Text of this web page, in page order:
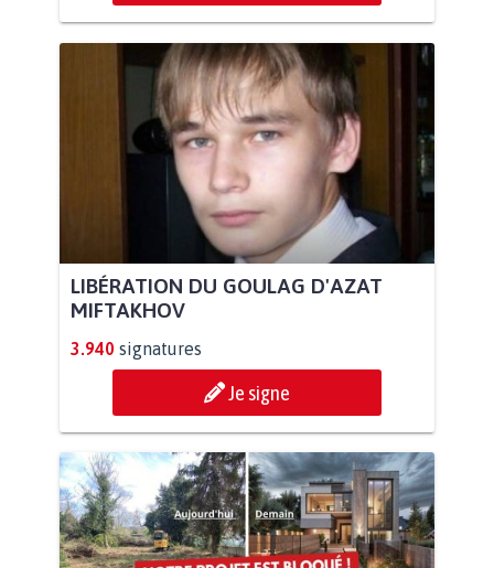
LIBÉRATION DU GOULAG D'AZAT
MIFTAKHOV
3.940 signatures
Je signe